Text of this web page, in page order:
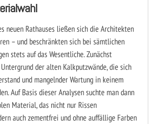
neuen Rathauses ließen sich die Architekten
– und beschränkten sich bei sämtlichen
stets auf das Wesentliche. Zunächst
der alten Kalkputzwände, die sich
und mangelnder Wartung in keinem
Auf Basis dieser Analysen suchte man dann
Material, das nicht nur Rissen
auch zementfrei und ohne auffällige Farben